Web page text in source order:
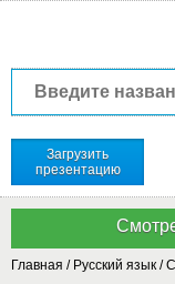
Загрузить
презентацию
Главная / Русский язык /